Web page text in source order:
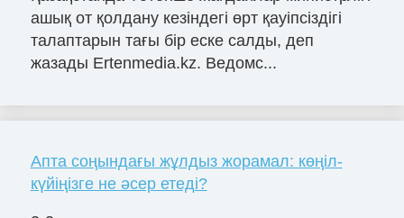
ашық от қолдану кезіндегі өрт қауіпсіздігі
талаптарын тағы бір еске салды, деп
жазады Ertenmedia.kz. Ведомс...
Апта соңындағы жұлдыз жорамал: көңіл-
күйіңізге не әсер етеді?